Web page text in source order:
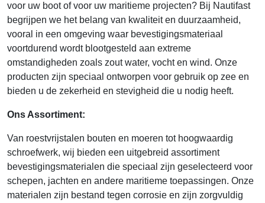
voor uw boot of voor uw maritieme projecten? Bij Nautifast
begrijpen we het belang van kwaliteit en duurzaamheid,
vooral in een omgeving waar bevestigingsmateriaal
voortdurend wordt blootgesteld aan extreme
omstandigheden zoals zout water, vocht en wind. Onze
producten zijn speciaal ontworpen voor gebruik op zee en
bieden u de zekerheid en stevigheid die u nodig heeft.
Ons Assortiment:
Van roestvrijstalen bouten en moeren tot hoogwaardig
schroefwerk, wij bieden een uitgebreid assortiment
bevestigingsmaterialen die speciaal zijn geselecteerd voor
schepen, jachten en andere maritieme toepassingen. Onze
materialen zijn bestand tegen corrosie en zijn zorgvuldig